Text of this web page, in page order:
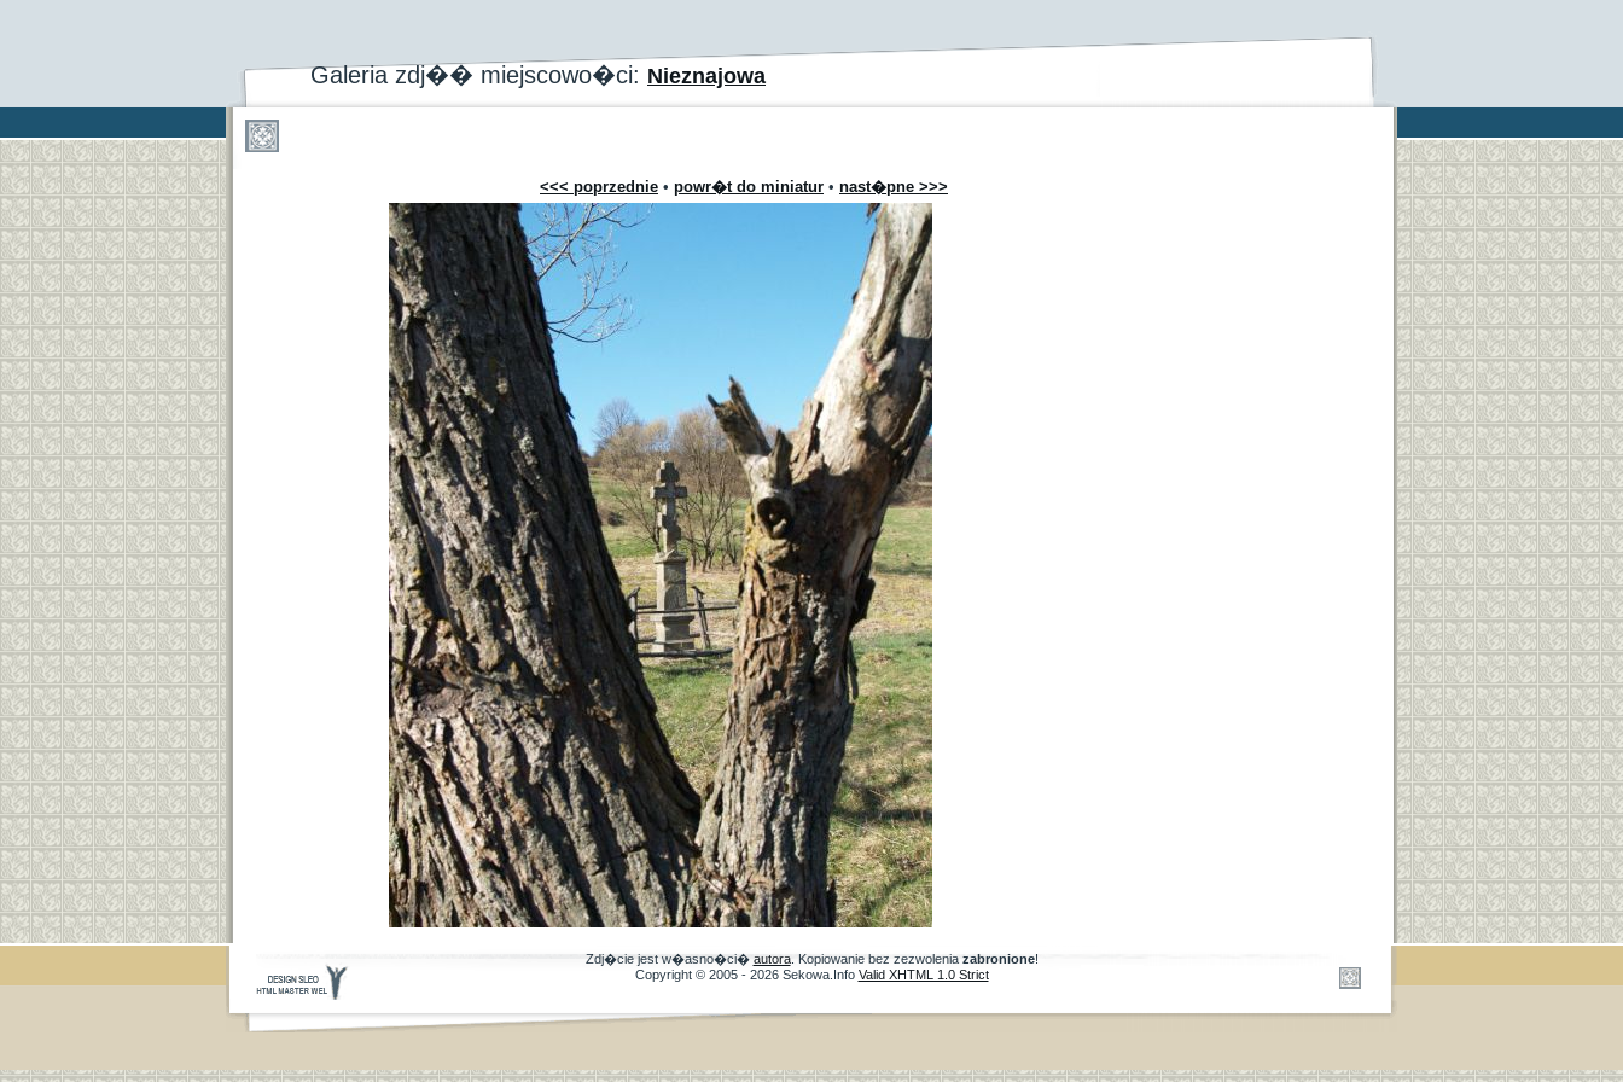
Galeria zdj�� miejscowo�ci: Nieznajowa
<<< poprzednie • powr�t do miniatur • nast�pne >>>
Zdj�cie jest w�asno�ci� autora. Kopiowanie bez zezwolenia zabronione!
Copyright © 2005 - 2026 Sekowa.Info Valid XHTML 1.0 Strict